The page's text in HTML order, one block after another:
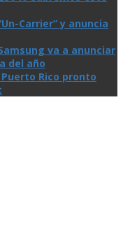
Carrier” y anuncia
va a anunciar
del año
Rico pronto